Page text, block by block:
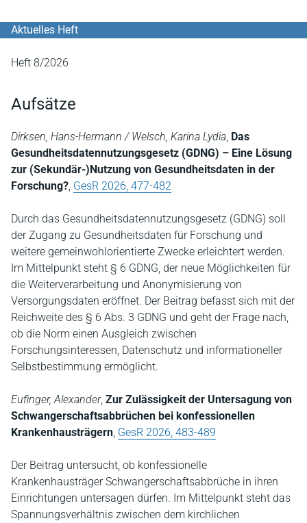
Aktuelles Heft
Heft 8/2026
Aufsätze
Dirksen, Hans-Hermann / Welsch, Karina Lydia Das
Gesundheitsdatennutzungsgesetz (GDNG) – Eine Lösung
zur (Sekundär-)Nutzung von Gesundheitsdaten in der
Forschung? GesR 2026, 477-482
Durch das Gesundheitsdatennutzungsgesetz (GDNG) soll
der Zugang zu Gesundheitsdaten für Forschung und
weitere gemeinwohlorientierte Zwecke erleichtert werden.
Im Mittelpunkt steht § 6 GDNG, der neue Möglichkeiten für
die Weiterverarbeitung und Anonymisierung von
Versorgungsdaten eröffnet. Der Beitrag befasst sich mit der
Reichweite des § 6 Abs. 3 GDNG und geht der Frage nach,
ob die Norm einen Ausgleich zwischen
Forschungsinteressen, Datenschutz und informationeller
Selbstbestimmung ermöglicht.
Eufinger, Alexander, Zur Zulässigkeit der Untersagung von
Schwangerschaftsabbrüchen bei konfessionellen
Krankenhausträgern GesR 2026, 483-489
Der Beitrag untersucht, ob konfessionelle
Krankenhausträger Schwangerschaftsabbrüche in ihren
Einrichtungen untersagen dürfen. Im Mittelpunkt steht das
Spannungsverhältnis zwischen dem kirchlichen